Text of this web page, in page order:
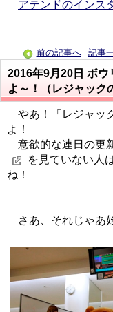
アテンドのインス
前の記事へ 記事
2016年9月20日 ボウ
よ～！（レジャッ
やあ！「レジャッ
よ！
意欲的な連日の更
を見ていない人
ね！
さあ、それじゃあ